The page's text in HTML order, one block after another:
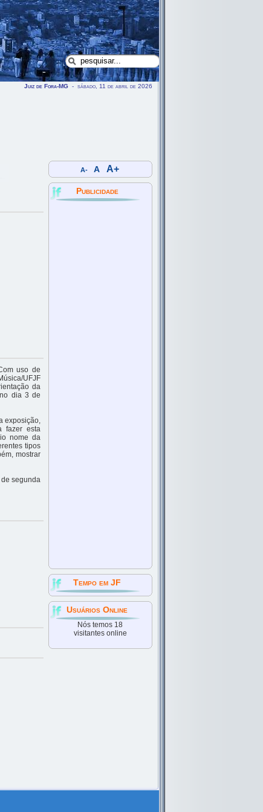
Juiz de Fora-MG - sábado, 11 de abril de 2026
uso de
UFJF
da
dia 3 de
exposição,
fazer esta
nome da
tipos
mostrar
de segunda
A- A A+
Publicidade
Tempo em JF
Usuários Online
Nós temos 18
visitantes online